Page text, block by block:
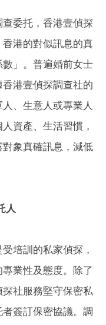
委托，香港壹偵探
港的對似訊息的真
」。普遍婚前女士
港壹偵探調查社的
、生意人或專業人
資產、生活習慣，
象真確訊息，減低
人
培訓的私家偵探，
業性及態度。除了
社服務堅守保密私
簽訂保密協議。調